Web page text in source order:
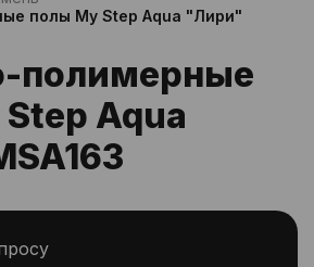
полы My Step Aqua "Лири"
полимерные
Aqua